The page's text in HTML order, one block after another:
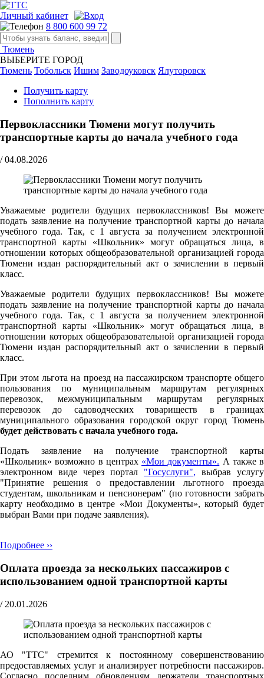
Личный кабинет
8 800 600 99 72
Тюмень
ВЫБЕРИТЕ ГОРОД
Тюмень Тобольск Ишим Заводоуковск Ялуторовск
Получить карту
Пополнить карту
Первоклассники Тюмени могут получить
транспортные карты до начала учебного года
/ 04.08.2026
Уважаемые родители будущих первоклассников! Вы можете
подать заявление на получение транспортной карты до начала
учебного года. Так, с 1 августа за получением электронной
транспортной карты «Школьник» могут обращаться лица, в
отношении которых общеобразовательной организацией города
Тюмени издан распорядительный акт о зачислении в первый
класс.
Уважаемые родители будущих первоклассников! Вы можете
подать заявление на получение транспортной карты до начала
учебного года. Так, с 1 августа за получением электронной
транспортной карты «Школьник» могут обращаться лица, в
отношении которых общеобразовательной организацией города
Тюмени издан распорядительный акт о зачислении в первый
класс.
При этом льгота на проезд на пассажирском транспорте общего
пользования по муниципальным маршрутам регулярных
перевозок, межмуниципальным маршрутам регулярных
перевозок до садоводческих товариществ в границах
муниципального образования городской округ город Тюмень
будет действовать с начала учебного года.
Подать заявление на получение транспортной карты
«Школьник» возможно в центрах «Мои документы». А также в
электронном виде через портал "Госуслуги", выбрав услугу
"Принятие решения о предоставлении льготного проезда
студентам, школьникам и пенсионерам" (по готовности забрать
карту необходимо в центре «Мои Документы», который будет
выбран Вами при подаче заявления).
Подробнее ››
Оплата проезда за нескольких пассажиров с
использованием одной транспортной карты
/ 20.01.2026
АО "ТТС" стремится к постоянному совершенствованию
предоставляемых услуг и анализирует потребности пассажиров.
Согласно последним обновлениям держатели транспортных